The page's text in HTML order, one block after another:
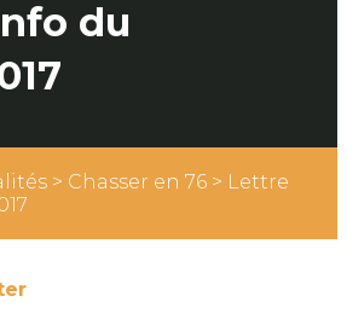
du
> Chasser en 76 > Lettre